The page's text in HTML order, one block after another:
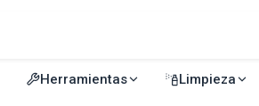
Herramientas Limpieza